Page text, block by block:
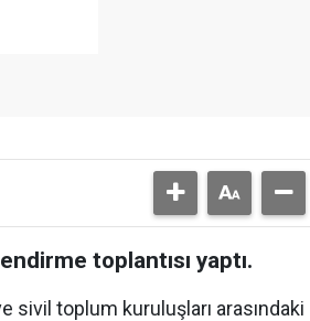
toplantısı yaptı.
sivil toplum kuruluşları arasındaki